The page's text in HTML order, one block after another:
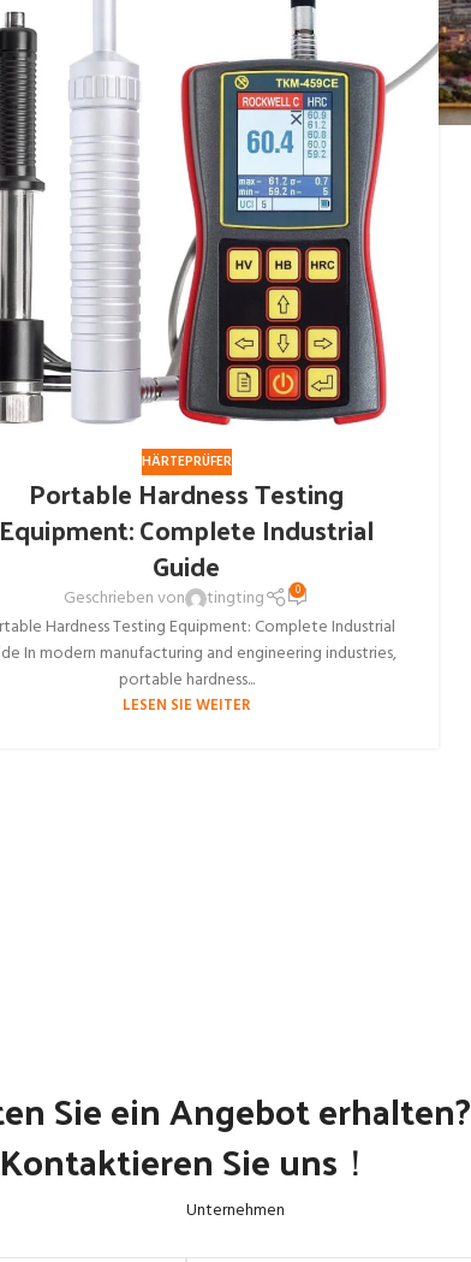
HÄRTEPRÜFER
Portable Hardness Testing
Equipment: Complete Industrial
Guide
Geschrieben von tingting 0
Hardness Testing Equipment: Complete Industrial
In modern manufacturing and engineering industries,
portable hardness...
LESEN SIE WEITER
Sie ein Angebot erhalten?
Kontaktieren Sie uns！
Unternehmen